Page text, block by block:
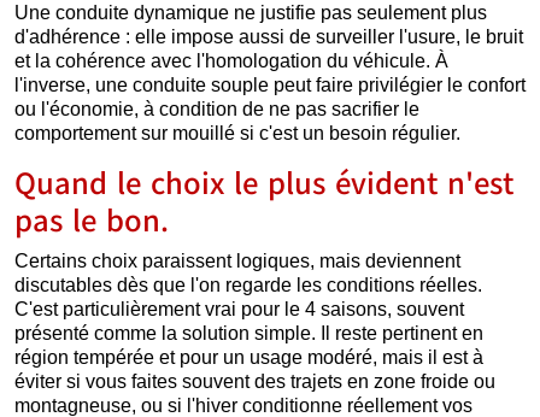
Une conduite dynamique ne justifie pas seulement plus
d'adhérence : elle impose aussi de surveiller l'usure, le bruit
et la cohérence avec l'homologation du véhicule. À
l'inverse, une conduite souple peut faire privilégier le confort
ou l'économie, à condition de ne pas sacrifier le
comportement sur mouillé si c'est un besoin régulier.
Quand le choix le plus évident n'est
pas le bon.
Certains choix paraissent logiques, mais deviennent
discutables dès que l'on regarde les conditions réelles.
C'est particulièrement vrai pour le 4 saisons, souvent
présenté comme la solution simple. Il reste pertinent en
région tempérée et pour un usage modéré, mais il est à
éviter si vous faites souvent des trajets en zone froide ou
montagneuse, ou si l'hiver conditionne réellement vos